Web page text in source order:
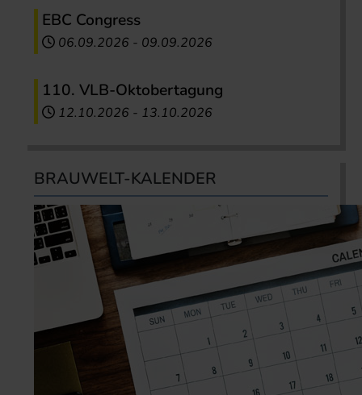
EBC Congress
06.09.2026 - 09.09.2026
110. VLB-Oktobertagung
12.10.2026 - 13.10.2026
BRAUWELT-KALENDER